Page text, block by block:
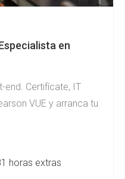
en
end. Certifícate, IT
VUE y arranca tu
horas extras